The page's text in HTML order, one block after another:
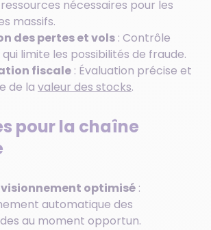
nécessaires pour les
massifs.
des pertes et vols : Contrôle
limite les possibilités de fraude.
fiscale : Évaluation précise et
de la valeur des stocks.
pour la chaîne
optimisé :
automatique des
au moment opportun.